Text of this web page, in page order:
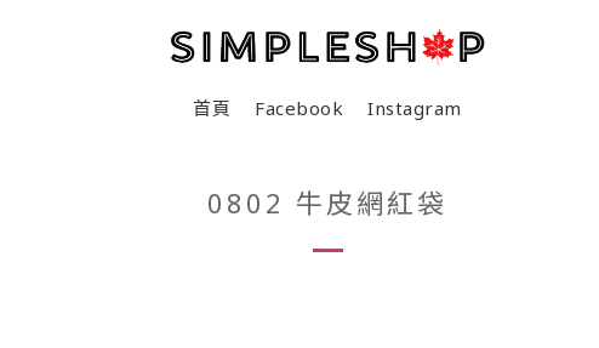
首頁 Facebook Instagram
0802 牛皮網紅袋